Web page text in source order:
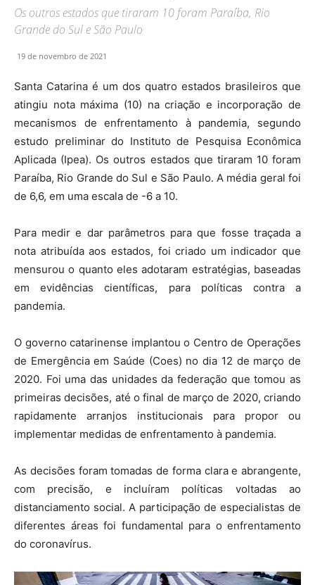
Os outros estados que tiraram 10 foram Paraíba, Rio
Grande do Sul e São Paulo
19 de novembro de 2021
Santa Catarina é um dos quatro estados brasileiros que
atingiu nota máxima (10) na criação e incorporação de
mecanismos de enfrentamento à pandemia, segundo
estudo preliminar do Instituto de Pesquisa Econômica
Aplicada (Ipea). Os outros estados que tiraram 10 foram
Paraíba, Rio Grande do Sul e São Paulo. A média geral foi
de 6,6, em uma escala de -6 a 10.
Para medir e dar parâmetros para que fosse traçada a
nota atribuída aos estados, foi criado um indicador que
mensurou o quanto eles adotaram estratégias, baseadas
em evidências científicas, para políticas contra a
pandemia.
O governo catarinense implantou o Centro de Operações
de Emergência em Saúde (Coes) no dia 12 de março de
2020. Foi uma das unidades da federação que tomou as
primeiras decisões, até o final de março de 2020, criando
rapidamente arranjos institucionais para propor ou
implementar medidas de enfrentamento à pandemia.
As decisões foram tomadas de forma clara e abrangente,
com precisão, e incluíram políticas voltadas ao
distanciamento social. A participação de especialistas de
diferentes áreas foi fundamental para o enfrentamento
do coronavírus.